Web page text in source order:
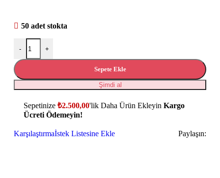
50 adet stokta
- +
Sepete Ekle
Şimdi al
Sepetinize ₺2.500,00'lik Daha Ürün Ekleyin Kargo
Ücreti Ödemeyin!
Karşılaştırmaİstek Listesine Ekle Paylaşın: